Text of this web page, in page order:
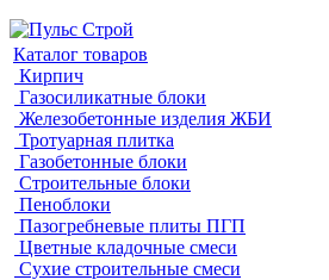
Каталог товаров
Кирпич
Газосиликатные блоки
Железобетонные изделия ЖБИ
Тротуарная плитка
Газобетонные блоки
Строительные блоки
Пеноблоки
Пазогребневые плиты ПГП
Цветные кладочные смеси
Сухие строительные смеси